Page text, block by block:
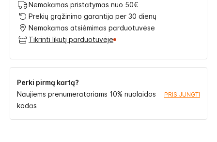
Nemokamas pristatymas nuo 50€
Prekių grąžinimo garantija per 30 dienų
Nemokamas atsiėmimas parduotuvėse
Tikrinti likutį parduotuvėje
Perki pirmą kartą?
Naujiems prenumeratoriams 10% nuolaidos
kodas
PRISIJUNGTI